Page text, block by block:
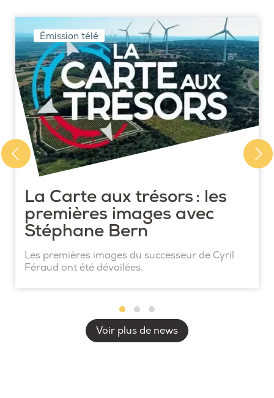
Émission télé
La Carte aux trésors : les
premières images avec
Stéphane Bern
Les premières images du successeur de Cyril
Féraud ont été dévoilées.
Voir plus de news